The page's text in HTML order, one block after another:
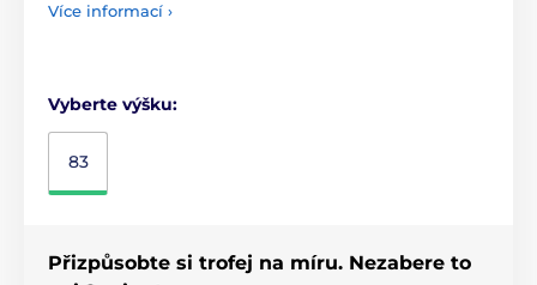
Více informací ›
Vyberte výšku:
83
Přizpůsobte si trofej na míru. Nezabere to